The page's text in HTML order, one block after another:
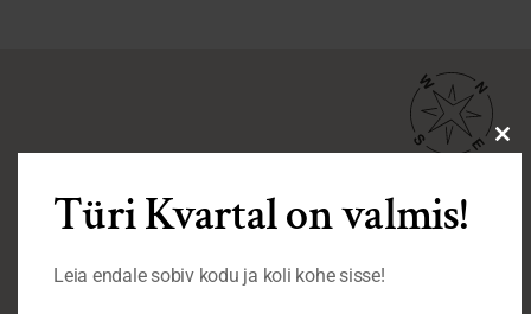
Türi Kvartal on valmis!
Leia endale sobiv kodu ja koli kohe sisse!